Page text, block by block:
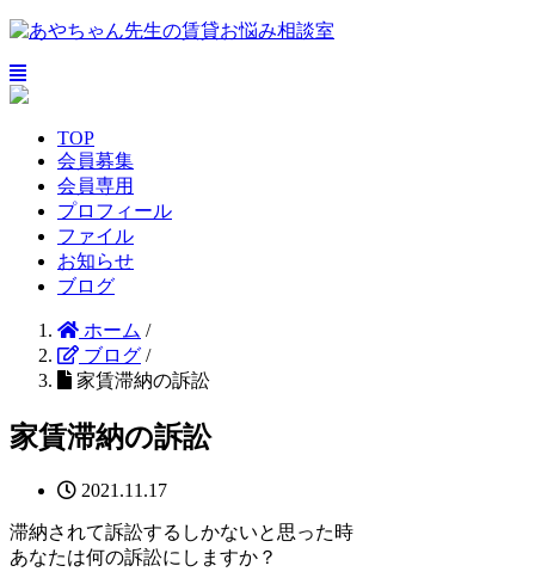
TOP
会員募集
会員専用
プロフィール
ファイル
お知らせ
ブログ
ホーム /
ブログ /
家賃滞納の訴訟
家賃滞納の訴訟
2021.11.17
滞納されて訴訟するしかないと思った時
あなたは何の訴訟にしますか？